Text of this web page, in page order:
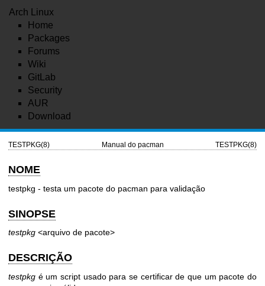
Arch Linux
Home
Packages
Forums
Wiki
GitLab
Security
AUR
Download
TESTPKG(8) Manual do pacman TESTPKG(8)
NOME
testpkg - testa um pacote do pacman para validação
SINOPSE
testpkg <arquivo de pacote>
DESCRIÇÃO
testpkg é um script usado para se certificar de que um pacote do